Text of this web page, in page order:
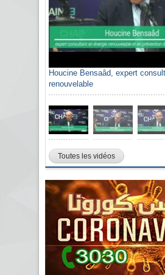
Houcine Bensaâd, expert
renouvelable
Toutes les vidéos